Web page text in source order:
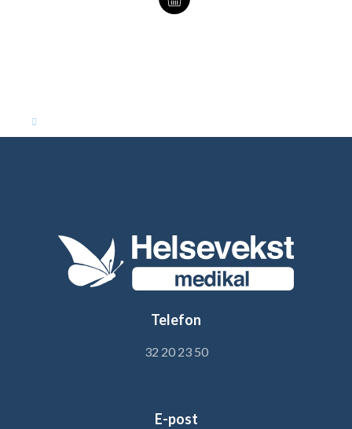
Telefon
32 20 23 50
E-post